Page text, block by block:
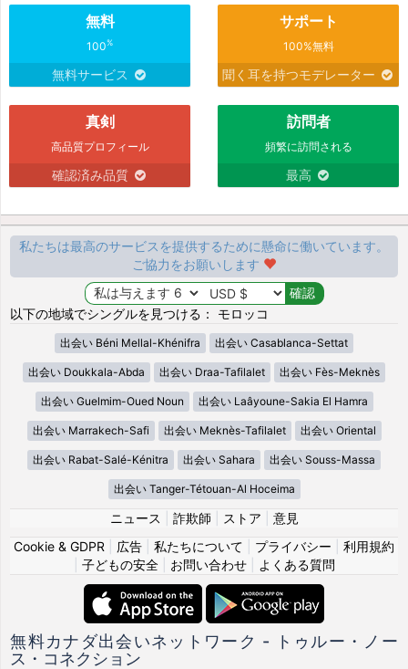
無料
100%
無料サービス
サポート
100%無料
聞く耳を持つモデレーター
真剣
高品質プロフィール
確認済み品質
訪問者
頻繁に訪問される
最高
私たちは最高のサービスを提供するために懸命に働いています。
ご協力をお願いします
以下の地域でシングルを見つける： モロッコ
出会い Béni Mellal-Khénifra 出会い Casablanca-Settat
出会い Doukkala-Abda 出会い Draa-Tafilalet 出会い Fès-Meknès
出会い Guelmim-Oued Noun 出会い Laâyoune-Sakia El Hamra
出会い Marrakech-Safi 出会い Meknès-Tafilalet 出会い Oriental
出会い Rabat-Salé-Kénitra 出会い Sahara 出会い Souss-Massa
出会い Tanger-Tétouan-Al Hoceima
ニュース 詐欺師 ストア
意見
Cookie & GDPR
広告 私たちについて プライバシー
利用規約
子どもの安全| お問い合わせ| よくある質問
無料カナダ出会いネットワーク - トゥルー・ノー
ス・コネクション